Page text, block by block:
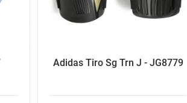
Adidas Tiro Sg Trn J - JG8779